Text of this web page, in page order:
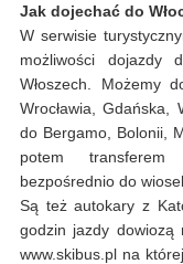
Jak dojechać do
W serwisie
możliwości dojazdy
Włoszech. Możemy
Wrocławia, Gdańska,
do Bergamo, Bolonii,
potem transferem
bezpośrednio do
Są też autokary z
godzin jazdy dowiozą
www.skibus.pl na